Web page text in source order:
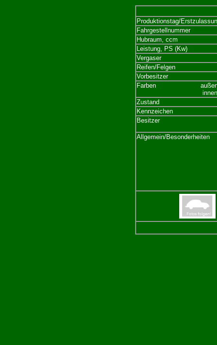
Produktionstag/
Fahrgestellnummer
Hubraum, ccm
Leistung, PS (Kw)
Vergaser
Reifen/Felgen
Vorbesitzer
Farben
Zustand
Kennzeichen
Besitzer
Allgemein/Besonderheiten